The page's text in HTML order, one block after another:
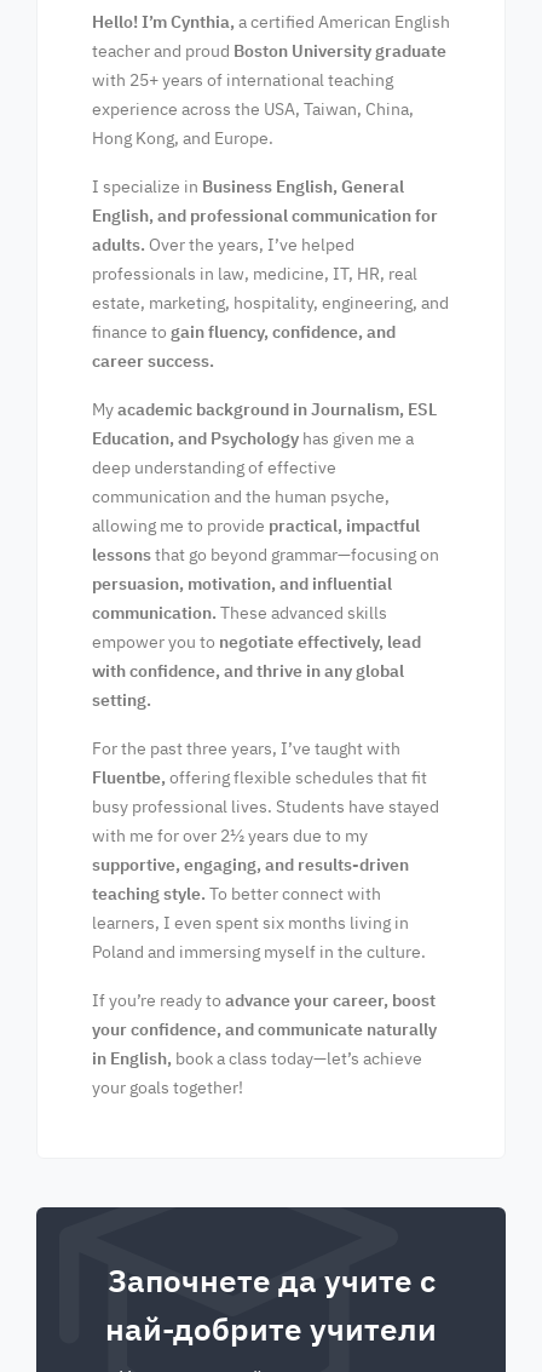
Hello! I’m Cynthia, a certified American English
teacher and proud Boston University graduate
with 25+ years of international teaching
experience across the USA, Taiwan, China,
Hong Kong, and Europe.
I specialize in Business English, General
English, and professional communication for
adults. Over the years, I’ve helped
professionals in law, medicine, IT, HR, real
estate, marketing, hospitality, engineering, and
finance to gain fluency, confidence, and
career success.
Myacademic background in Journalism, ESL
Education, and Psychology has given me a
deep understanding of effective
communication and the human psyche,
allowing me to provide practical, impactful
lessonsthat go beyond grammar—focusing on
persuasion, motivation, and influential
communication. These advanced skills
empower you to negotiate effectively, lead
with confidence, and thrive in any global
setting.
For the past three years, I’ve taught with
Fluentbe, offering flexible schedules that fit
busy professional lives. Students have stayed
with me for over 2½ years due to my
supportive, engaging, and results-driven
teaching style. To better connect with
learners, I even spent six months living in
Poland and immersing myself in the culture.
If you’re ready to advance your career, boost
your confidence, and communicate naturally
in English, book a class today—let’s achieve
your goals together!
Започнете да учите с
най-добрите учители